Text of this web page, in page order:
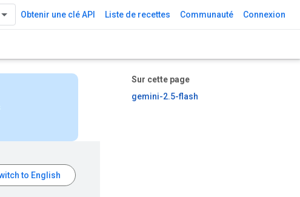
Obtenir une clé API Liste de recettes Communauté Connexion
Sur cette page
gemini-2.5-flash